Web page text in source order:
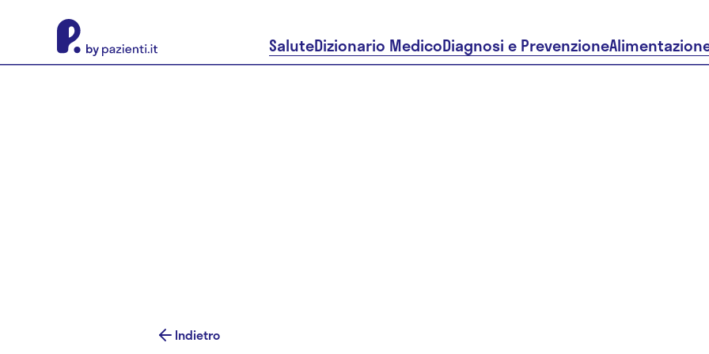
SaluteDizionario MedicoDiagnosi e Prevenzione
Indietro